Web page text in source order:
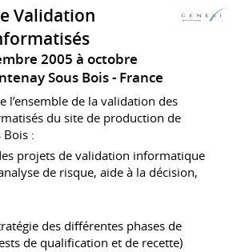
Validation
2005 à octobre
Sous Bois France
l’ensemble de la validation des
du site de production de
Bois :
projets de validation informatique
de risque, aide à la décision,
des différentes phases de
de qualification et de recette)